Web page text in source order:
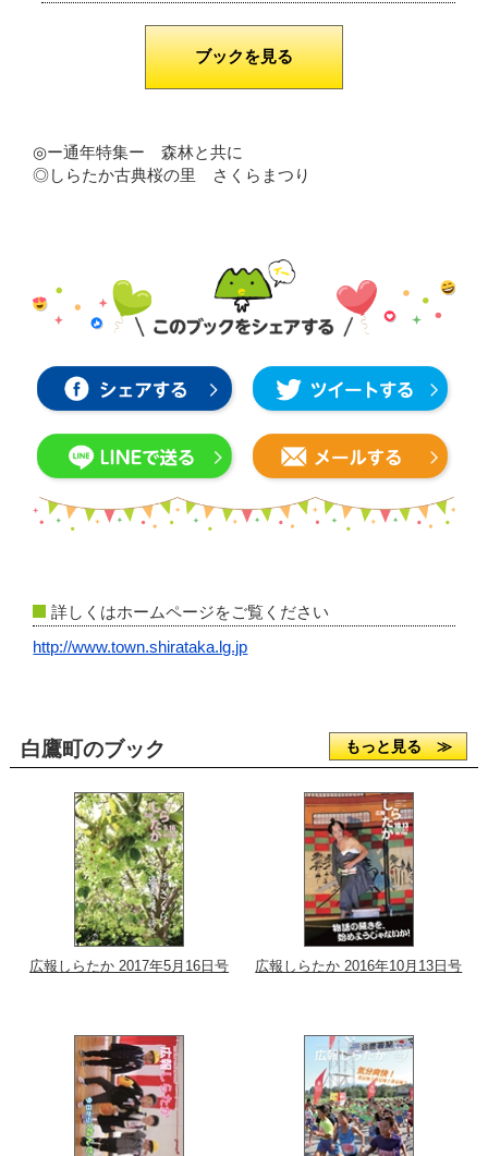
ブックを見る
◎ー通年特集ー 森林と共に
◎しらたか古典桜の里 さくらまつり
詳しくはホームページをご覧ください
http://www.town.shirataka.lg.jp
白鷹町のブック もっと見る ≫
広報しらたか 2017年5月16日号 広報しらたか 2016年10月13日号